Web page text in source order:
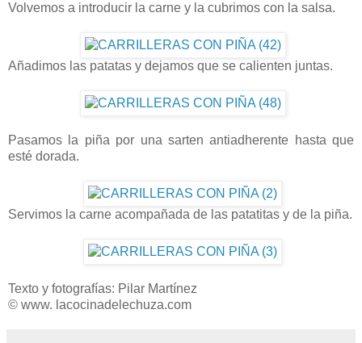
Volvemos a introducir la carne y la cubrimos con la salsa.
Añadimos las patatas y dejamos que se calienten juntas.
Pasamos la piña por una sarten antiadherente hasta que
esté dorada.
Servimos la carne acompañada de las patatitas y de la piña.
Texto y fotografías: Pilar Martínez
© www. lacocinadelechuza.com